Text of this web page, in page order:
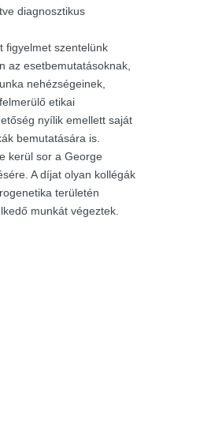
diagnosztikus
figyelmet szentelünk
az esetbemutatásoknak,
nehézségeinek,
etikai
nyílik emellett saját
bemutatására is.
kerül sor a George
A díjat olyan kollégák
területén
munkát végeztek.